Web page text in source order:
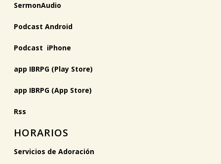
SermonAudio
Podcast Android
Podcast iPhone
app IBRPG (Play Store)
app IBRPG (App Store)
Rss
HORARIOS
Servicios de Adoración